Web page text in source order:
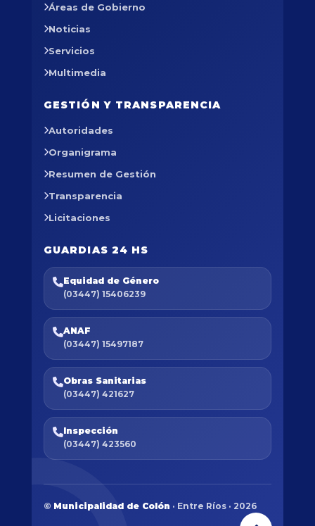
Áreas de Gobierno
Noticias
Servicios
Multimedia
GESTIÓN Y TRANSPARENCIA
Autoridades
Organigrama
Resumen de Gestión
Transparencia
Licitaciones
GUARDIAS 24 HS
Equidad de Género
(03447) 15406239
ANAF
(03447) 15497187
Obras Sanitarias
(03447) 421627
Inspección
(03447) 423560
© Municipalidad de Colón · Entre Ríos · 2026